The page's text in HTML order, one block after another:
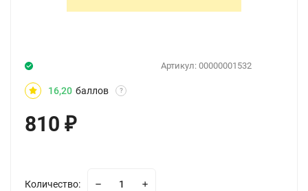
Артикул: 00000001532
16,20 баллов ?
810 ₽
Количество: